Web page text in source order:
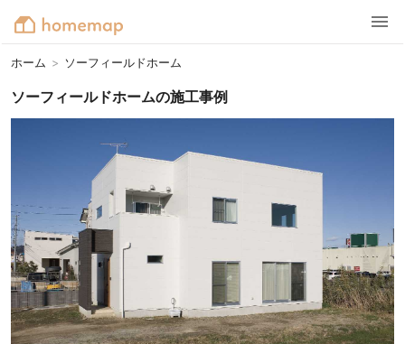
ホーム > ソーフィールドホーム
ソーフィールドホームの施工事例